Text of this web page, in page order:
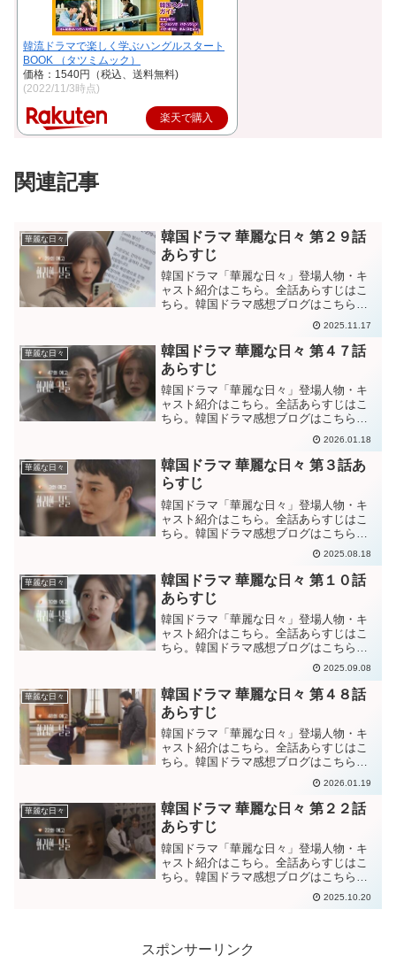
韓流ドラマで楽しく学ぶハングルスタート
BOOK （タツミムック）
価格：1540円（税込、送料無料)
(2022/11/3時点)
楽天で購入
関連記事
華麗な日々
韓国ドラマ 華麗な日々 第２９話
あらすじ
韓国ドラマ「華麗な日々」登場人物・キ
ャスト紹介はこちら。全話あらすじはこ
ちら。韓国ドラマ感想ブログはこちら。
から。韓国ドラマ「華麗な日々」第２９
話あらすじ実母は肝臓移植のためにウン
オを探し出したのではないかと疑うジヒ
ョクに、”本当に偶然出会...
2025.11.17
華麗な日々
韓国ドラマ 華麗な日々 第４７話
あらすじ
韓国ドラマ「華麗な日々」登場人物・キ
ャスト紹介はこちら。全話あらすじはこ
ちら。韓国ドラマ感想ブログはこちら。
から。韓国ドラマ「華麗な日々」第４７
話あらすじウンオに嫉妬するスビンに、
ジヒョクとウンオの関係を話すソンジ
ェ。病気になったジヒョクが...
2026.01.18
華麗な日々
韓国ドラマ 華麗な日々 第３話あ
らすじ
韓国ドラマ「華麗な日々」登場人物・キ
ャスト紹介はこちら。全話あらすじはこ
ちら。韓国ドラマ感想ブログはこちら。
から。韓国ドラマ「華麗な日々」第３話
あらすじウンオに告白されて振ったが、
何もなかったように振る舞うジヒョク。
ソンジェがずっとウンオが...
2025.08.18
華麗な日々
韓国ドラマ 華麗な日々 第１０話
あらすじ
韓国ドラマ「華麗な日々」登場人物・キ
ャスト紹介はこちら。全話あらすじはこ
ちら。韓国ドラマ感想ブログはこちら。
から。韓国ドラマ「華麗な日々」第１０
話あらすじまたジヒョクと現場で顔を合
わせなければならないことが分かり、嫌
がるウンオ。現場で働いて...
2025.09.08
華麗な日々
韓国ドラマ 華麗な日々 第４８話
あらすじ
韓国ドラマ「華麗な日々」登場人物・キ
ャスト紹介はこちら。全話あらすじはこ
ちら。韓国ドラマ感想ブログはこちら。
から。韓国ドラマ「華麗な日々」第４８
話あらすじ行く宛のないソンヒはヨンラ
の作業場に現れる。お金は渡せないと言
うヨンラに、家を買うよう...
2026.01.19
華麗な日々
韓国ドラマ 華麗な日々 第２２話
あらすじ
韓国ドラマ「華麗な日々」登場人物・キ
ャスト紹介はこちら。全話あらすじはこ
ちら。韓国ドラマ感想ブログはこちら。
から。韓国ドラマ「華麗な日々」第２２
話あらすじストーカーによって個展会場
2025.10.20
スポンサーリンク